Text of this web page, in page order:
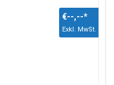
€--,--*
Exkl. MwSt.